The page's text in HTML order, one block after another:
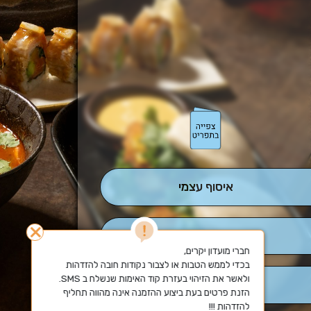
close
בכדי לממש הטבות או לצבור נקודות חובה להזדהות
הזנת פרטים בעת ביצוע ההזמנה אינה מהווה תחליף
להזדהות !!!
איסוף עצמי
משלוח
הזמנות מרוכזות